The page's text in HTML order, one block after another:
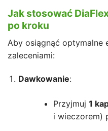
Jak stosować
po kroku
Aby osiągnąć optymalne
zaleceniami:
Dawkowanie:
Przyjmuj 1
i wieczorem)